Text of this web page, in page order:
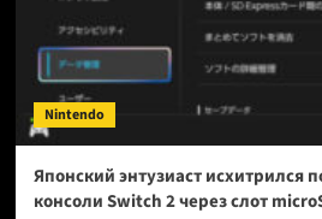
Nintendo
Японский энтузиаст исхитрился
консоли Switch 2 через слот